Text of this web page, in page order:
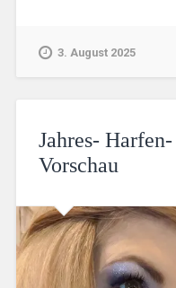
3. August 2025
Jahres-
Vorschau